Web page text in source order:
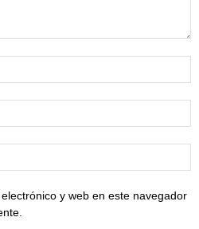
y web en este navegador